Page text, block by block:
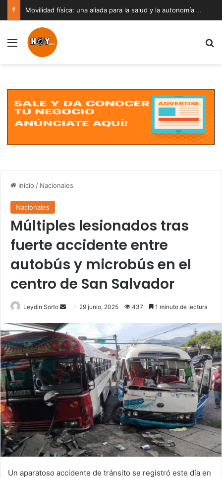
Movilidad física: una aliada para la salud y la autonomía a cualquier edad
Menú
Inicio / Nacionales
Nacionales
Múltiples lesionados tras
fuerte accidente entre
autobús y microbús en el
centro de San Salvador
Leydin Sorto
Send
email
29 junio, 2025 437 1 minuto de lectura
Un aparatoso accidente de tránsito se registró este día en